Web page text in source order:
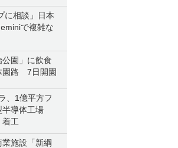
に相談」日本
で複雑な
園」に飲食
園路 7日開園
、1億平方フ
半導体工場
着工
施設「新綱